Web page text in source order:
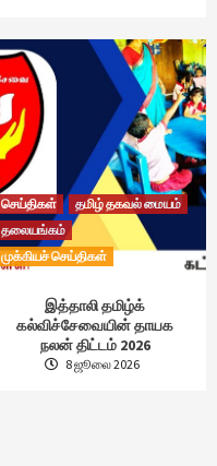
செய்திகள்
தமிழ் தகவல் மையம்
தலையங்கம்
முக்கியச் செய்திகள்
இத்தாலி தமிழ்க்
கல்விச்சேவையின் தாயக
நலன் திட்டம் 2026
8 ஜூலை 2026